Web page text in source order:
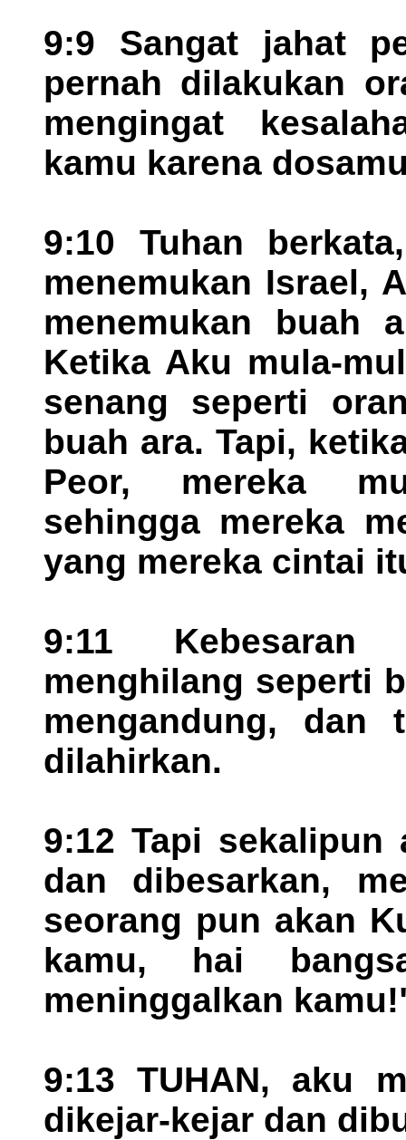
9:9 Sangat jahat
pernah dilakukan
mengingat
kamu karena
9:10 Tuhan
menemukan Israel,
menemukan buah
Ketika Aku mula-
senang seperti
buah ara. Tapi,
Peor, mereka
sehingga mereka
yang mereka cintai
9:11
menghilang seperti
mengandung, dan
dilahirkan.
9:12 Tapi sekalipun
dan dibesarkan,
seorang pun akan
kamu, hai
meninggalkan
9:13 TUHAN, aku
dikejar-kejar dan